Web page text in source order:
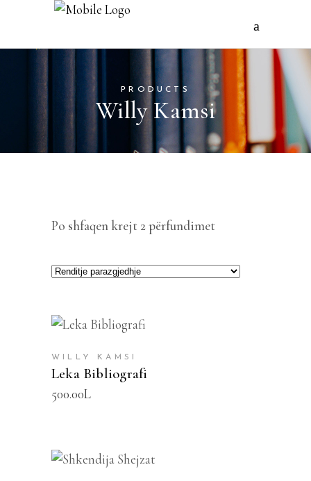
PRODUCTS
Willy Kamsi
Po shfaqen krejt 2 përfundimet
SHTOJE NË SHPORTË
WILLY KAMSI
Leka Bibliografi
500.00L
SHTOJE NË SHPORTË